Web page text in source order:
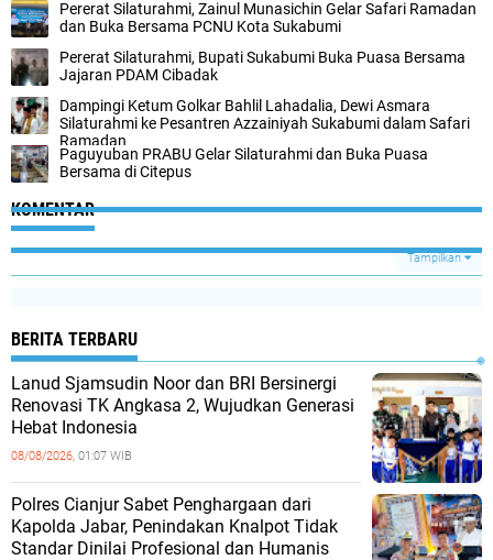
Pererat Silaturahmi, Zainul Munasichin Gelar Safari Ramadan
dan Buka Bersama PCNU Kota Sukabumi
Pererat Silaturahmi, Bupati Sukabumi Buka Puasa Bersama
Jajaran PDAM Cibadak
Dampingi Ketum Golkar Bahlil Lahadalia, Dewi Asmara
Silaturahmi ke Pesantren Azzainiyah Sukabumi dalam Safari
Ramadan
Paguyuban PRABU Gelar Silaturahmi dan Buka Puasa
Bersama di Citepus
KOMENTAR
Tampilkan
BERITA TERBARU
Lanud Sjamsudin Noor dan BRI Bersinergi
Renovasi TK Angkasa 2, Wujudkan Generasi
Hebat Indonesia
08/08/2026, 01:07 WIB
Polres Cianjur Sabet Penghargaan dari
Kapolda Jabar, Penindakan Knalpot Tidak
Standar Dinilai Profesional dan Humanis